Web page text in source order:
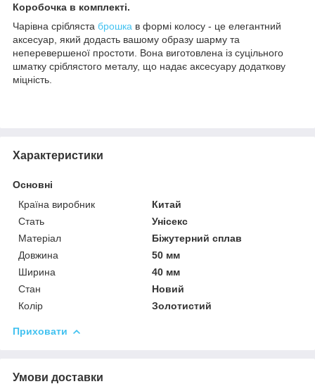
Коробочка в комплекті.
Чарівна срібляста брошка в формі колосу - це елегантний
аксесуар, який додасть вашому образу шарму та
неперевершеної простоти. Вона виготовлена із суцільного
шматку сріблястого металу, що надає аксесуару додаткову
міцність.
Характеристики
Основні
Країна виробник
Китай
Стать
Унісекс
Матеріал
Біжутерний сплав
Довжина
50 мм
Ширина
40 мм
Стан
Новий
Колір
Золотистий
Приховати
Умови доставки